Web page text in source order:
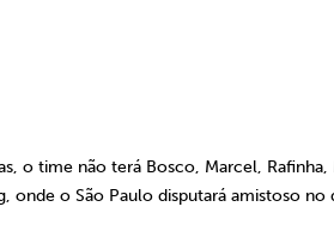
o time não terá Bosco, Marcel,
onde o São Paulo disputará amistoso no